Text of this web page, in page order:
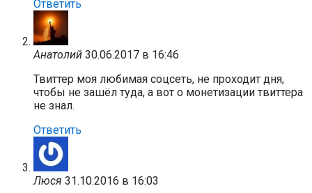
Ответить
Анатолий 30.06.2017 в 16:46
Твиттер моя любимая соцсеть, не проходит дня,
чтобы не зашёл туда, а вот о монетизации твиттера
не знал.
Ответить
Люся 31.10.2016 в 16:03